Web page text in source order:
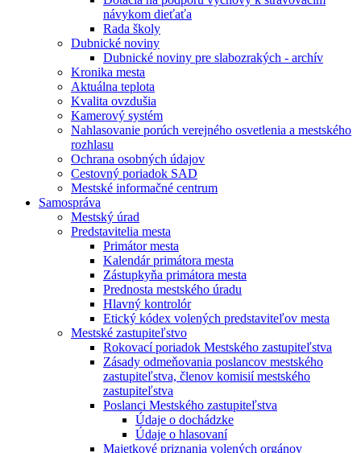
návykom dieťaťa
Rada školy
Dubnické noviny
Dubnické noviny pre slabozrakých - archív
Kronika mesta
Aktuálna teplota
Kvalita ovzdušia
Kamerový systém
Nahlasovanie porúch verejného osvetlenia a mestského
rozhlasu
Ochrana osobných údajov
Cestovný poriadok SAD
Mestské informačné centrum
Samospráva
Mestský úrad
Predstavitelia mesta
Primátor mesta
Kalendár primátora mesta
Zástupkyňa primátora mesta
Prednosta mestského úradu
Hlavný kontrolór
Etický kódex volených predstaviteľov mesta
Mestské zastupiteľstvo
Rokovací poriadok Mestského zastupiteľstva
Zásady odmeňovania poslancov mestského
zastupiteľstva, členov komisií mestského
zastupiteľstva
Poslanci Mestského zastupiteľstva
Údaje o dochádzke
Údaje o hlasovaní
Majetkové priznania volených orgánov